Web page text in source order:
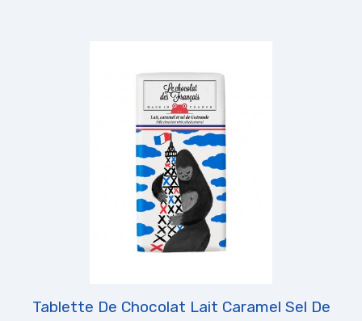
Tablette De Chocolat Lait Caramel Sel De